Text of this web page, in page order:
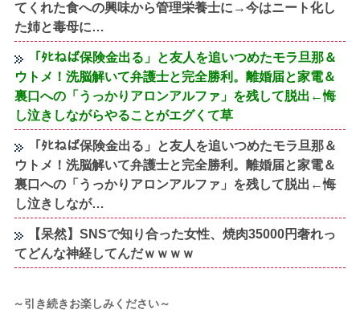
てくれた食への興味から管理栄養士に→今はニート化し
た姉と毒母に…
「ﾀﾋねば保険金出る」と友人を追いつめたモラ旦那＆
ウトメ！洗脳解いて弁護士と完全勝利。離婚届と家電＆
裏口への「うっかりアロンアルファ」を残して脱出←悔
し泣きしながらやることがエグくて草
「ﾀﾋねば保険金出る」と友人を追いつめたモラ旦那＆
ウトメ！洗脳解いて弁護士と完全勝利。離婚届と家電＆
裏口への「うっかりアロンアルファ」を残して脱出←悔
し泣きしなが…
【呆然】SNSで知り合った女性、焼肉35000円奢れっ
てどんな神経してんだｗｗｗｗ
～引き続きお楽しみください～